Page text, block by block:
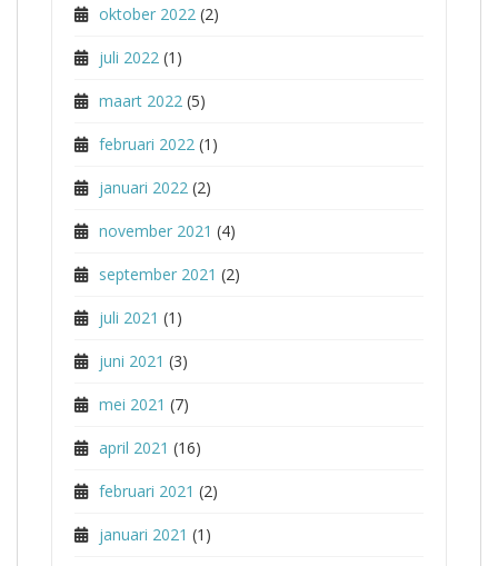
oktober 2022 (2)
juli 2022 (1)
maart 2022 (5)
februari 2022 (1)
januari 2022 (2)
november 2021 (4)
september 2021 (2)
juli 2021 (1)
juni 2021 (3)
mei 2021 (7)
april 2021 (16)
februari 2021 (2)
januari 2021 (1)